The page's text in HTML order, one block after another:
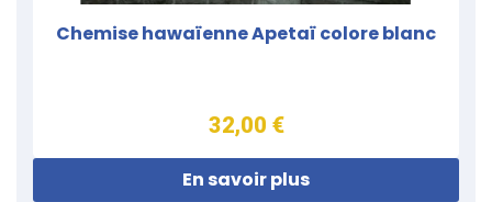
Chemise hawaïenne Apetaï colore blanc
32,00 €
En savoir plus